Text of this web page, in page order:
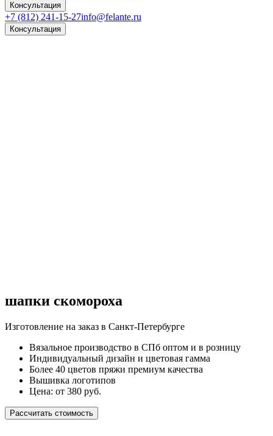
Консультация
+7 (812) 241-15-27info@felante.ru
Консультация
шапки скомороха
Изготовление на заказ в Санкт-Петербурге
Вязальное производство в СПб оптом и в розницу
Индивидуальный дизайн и цветовая гамма
Более 40 цветов пряжи премиум качества
Вышивка логотипов
Цена: от 380 руб.
Рассчитать стоимость